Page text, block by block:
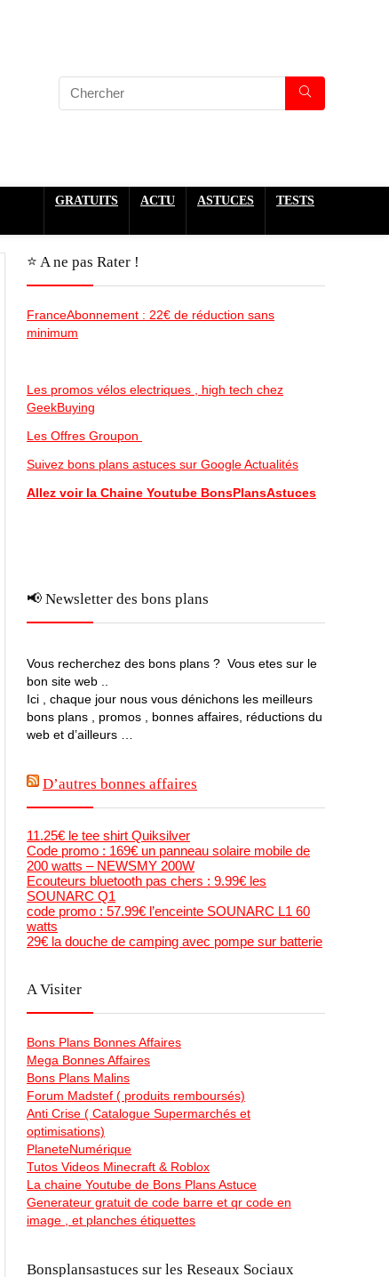
GRATUITS ACTU ASTUCES TESTS
⭐️ A ne pas Rater !
FranceAbonnement : 22€ de réduction sans
minimum
Les promos vélos electriques , high tech chez
GeekBuying
Les Offres Groupon
Suivez bons plans astuces sur Google Actualités
Allez voir la Chaine Youtube BonsPlansAstuces
📢 Newsletter des bons plans
Vous recherchez des bons plans ? Vous etes sur le
bon site web ..
Ici , chaque jour nous vous dénichons les meilleurs
bons plans , promos , bonnes affaires, réductions du
web et d’ailleurs …
D’autres bonnes affaires
11.25€ le tee shirt Quiksilver
Code promo : 169€ un panneau solaire mobile de
200 watts – NEWSMY 200W
Ecouteurs bluetooth pas chers : 9.99€ les
SOUNARC Q1
code promo : 57.99€ l’enceinte SOUNARC L1 60
watts
29€ la douche de camping avec pompe sur batterie
A Visiter
Bons Plans Bonnes Affaires
Mega Bonnes Affaires
Bons Plans Malins
Forum Madstef ( produits remboursés)
Anti Crise ( Catalogue Supermarchés et
optimisations)
PlaneteNumérique
Tutos Videos Minecraft & Roblox
La chaine Youtube de Bons Plans Astuce
Generateur gratuit de code barre et qr code en
image , et planches étiquettes
Bonsplansastuces sur les Reseaux Sociaux